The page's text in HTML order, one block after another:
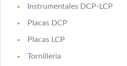
Instrumentales DCP-LCP
Placas DCP
Placas LCP
Tornilleria